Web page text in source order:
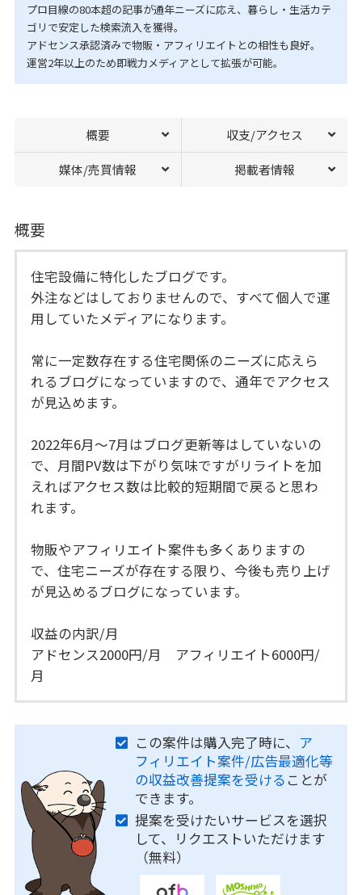
プロ目線の80本超の記事が通年ニーズに応え、暮らし・生活カテ
ゴリで安定した検索流入を獲得。
アドセンス承認済みで物販・アフィリエイトとの相性も良好。
運営2年以上のため即戦力メディアとして拡張が可能。
概要 収支/アクセス
媒体/売買情報 掲載者情報
概要
住宅設備に特化したブログです。
外注などはしておりませんので、すべて個人で運
用していたメディアになります。
常に一定数存在する住宅関係のニーズに応えら
れるブログになっていますので、通年でアクセス
が見込めます。
2022年6月～7月はブログ更新等はしていないの
で、月間PV数は下がり気味ですがリライトを加
えればアクセス数は比較的短期間で戻ると思わ
れます。
物販やアフィリエイト案件も多くありますの
で、住宅ニーズが存在する限り、今後も売り上げ
が見込めるブログになっています。
収益の内訳/月
アドセンス2000円/月 アフィリエイト6000円/
月
この案件は購入完了時に、 ア
フィリエイト案件/広告最適化等
の収益改善提案を受ける ことが
できます。
提案を受けたいサービスを選択
して、リクエストいただけます
（無料）